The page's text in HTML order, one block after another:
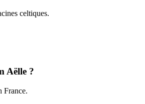
celtiques.
Aëlle ?
France.